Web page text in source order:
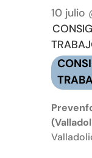
10 julio